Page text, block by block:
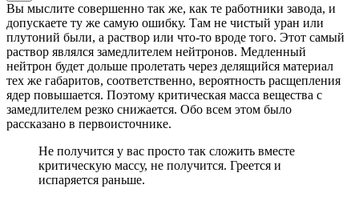
Вы мыслите совершенно так же, как те работники завода, и
допускаете ту же самую ошибку. Там не чистый уран или
плутоний были, а раствор или что-то вроде того. Этот самый
раствор являлся замедлителем нейтронов. Медленный
нейтрон будет дольше пролетать через делящийся материал
тех же габаритов, соответственно, вероятность расщепления
ядер повышается. Поэтому критическая масса вещества с
замедлителем резко снижается. Обо всем этом было
рассказано в первоисточнике.
Не получится у вас просто так сложить вместе
критическую массу, не получится. Греется и
испаряется раньше.